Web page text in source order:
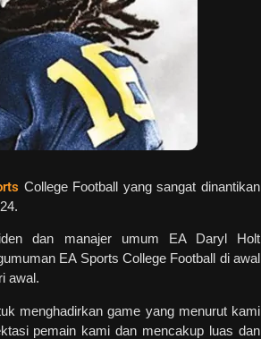
College Football yang sangat dinantikan
dan manajer umum EA Daryl Holt
EA Sports College Football di awal
awal.
menghadirkan game yang menurut kami
pemain kami dan mencakup luas dan